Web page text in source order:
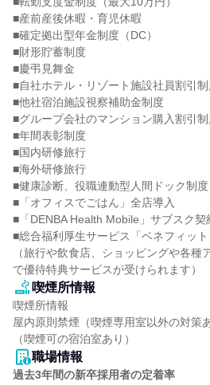
■産前産後休暇・育児休暇
■確定拠出型年金制度（DC）
■財形貯蓄制度
■慶弔見舞金
■自社ホテル・リゾート施設社員割引
■他社宿泊施設視察補助金制度
■グループ会社のマンション購入割引
■年間表彰制度
■国内研修旅行
■海外研修旅行
■健康診断、役職連動型人間ドック制度
■「オフィスでごはん」全店導入
■「DENBA Health Mobile」サブスク契
■総合福利厚生サービス「ベネフィット
（旅行や飲食店、ショッピングや各種
で優待特典サービスが受けられます）
喫煙所情報
喫煙所情報
屋内原則禁煙（喫煙専用室以外の対策あ
（喫煙可の宿泊室あり）
職場情報
過去3年間の新卒採用者の定着率